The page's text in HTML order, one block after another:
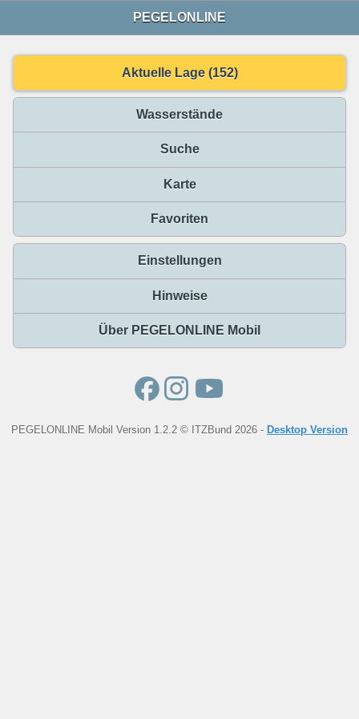
PEGELONLINE
Aktuelle Lage (152)
Wasserstände
Suche
Karte
Favoriten
Einstellungen
Hinweise
Über PEGELONLINE Mobil
PEGELONLINE Mobil Version 1.2.2 © ITZBund 2026 - Desktop Version